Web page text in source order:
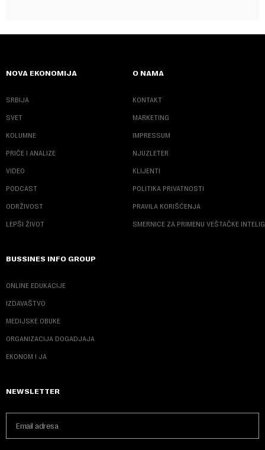
NOVA EKONOMIJA
SRBIJA
SVET
KOLUMNE
PRIČE I ANALIZE
VIDEO
PODCAST
ODRŽIVOST
LEPŠI ŽIVOT
O NAMA
KONTAKT
MARKETING
IMPRESSUM
NJUZLETER
KLIJENTI
POLITIKA PRIVATNOSTI
PRAVILA KORIŠĆENJA
SMERNICE ZA PRIMENU VEŠTAČKE
BUSSINES INFO GROUP
ONLINE EDUKACIJE
IZDAVAŠTVO
MEDIJSKE OBUKE
ORGANIZACIJA DOGADJAJA
EKONOM I JA
NEWSLETTER